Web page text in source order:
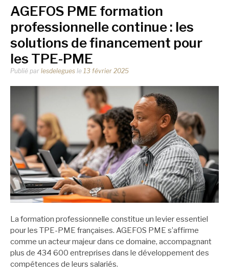
AGEFOS PME formation
professionnelle continue : les
solutions de financement pour
les TPE-PME
Publié par lesdelegues le 13 février 2025
La formation professionnelle constitue un levier essentiel
pour les TPE-PME françaises. AGEFOS PME s’affirme
comme un acteur majeur dans ce domaine, accompagnant
plus de 434 600 entreprises dans le développement des
compétences de leurs salariés.